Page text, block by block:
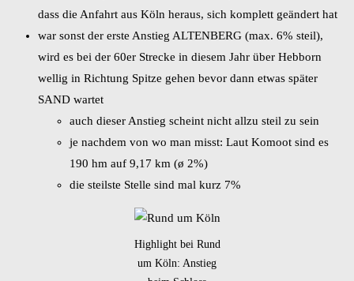
dass die Anfahrt aus Köln heraus, sich komplett geändert hat
war sonst der erste Anstieg ALTENBERG (max. 6% steil),
wird es bei der 60er Strecke in diesem Jahr über Hebborn
wellig in Richtung Spitze gehen bevor dann etwas später
SAND wartet
auch dieser Anstieg scheint nicht allzu steil zu sein
je nachdem von wo man misst: Laut Komoot sind es
190 hm auf 9,17 km (ø 2%)
die steilste Stelle sind mal kurz 7%
Highlight bei Rund
um Köln: Anstieg